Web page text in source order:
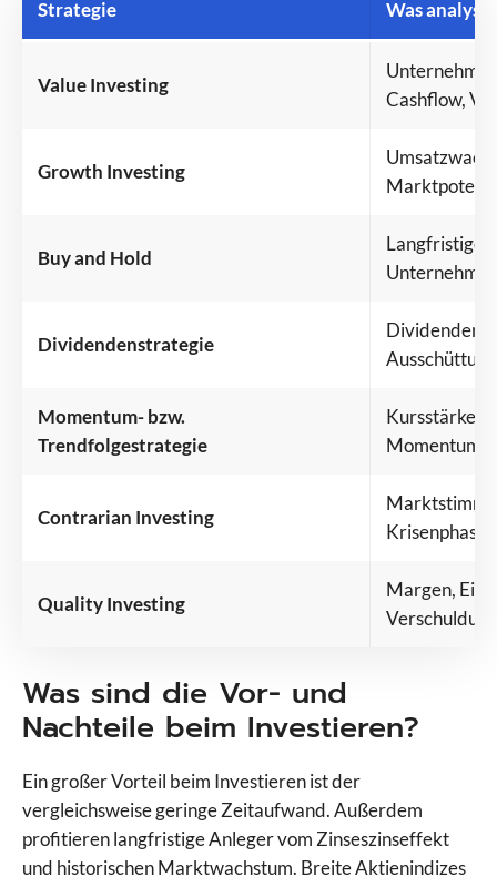
Strategie Was
Value Investing
Cashflow,
Growth Investing
Buy and Hold
Langfristige
Dividendenstrategie
Momentum- bzw.
Trendfolgestrategie
Kursstärke,
Momentum
Contrarian Investing
Krisenphasen
Quality Investing
Margen,
Was sind die Vor- und
Nachteile beim Investieren?
Ein großer Vorteil beim Investieren ist der
vergleichsweise geringe Zeitaufwand. Außerdem
profitieren langfristige Anleger vom Zinseszinseffekt
und historischen Marktwachstum. Breite Aktienindizes